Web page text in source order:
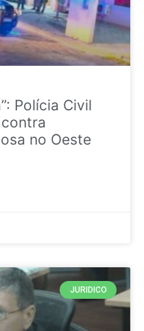
Polícia Civil
no Oeste
JURIDICO